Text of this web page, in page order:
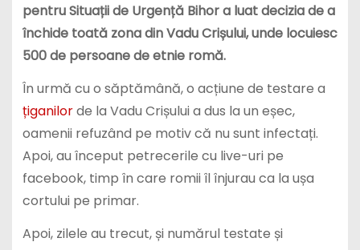
pentru Situații de Urgență Bihor a luat decizia de a
închide toată zona din Vadu Crișului, unde locuiesc
500 de persoane de etnie romă.
În urmă cu o săptămână, o acțiune de testare a
țiganilorde la Vadu Crișului a dus la un eșec,
oamenii refuzând pe motiv că nu sunt infectați.
Apoi, au început petrecerile cu live-uri pe
facebook, timp în care romii îl înjurau ca la ușa
cortului pe primar.
Apoi, zilele au trecut, și numărul testate și